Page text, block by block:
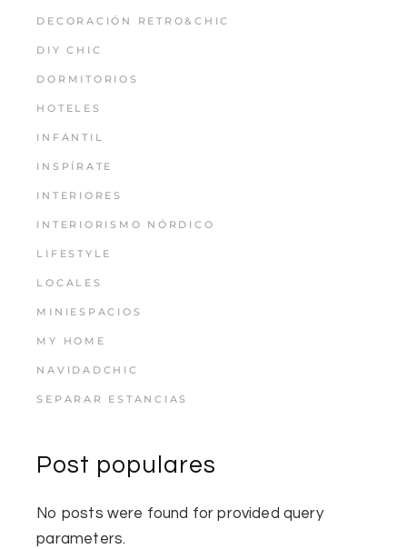
DECORACIÓN RETRO&CHIC
DIY CHIC
DORMITORIOS
HOTELES
INFANTIL
INSPÍRATE
INTERIORES
INTERIORISMO NÓRDICO
LIFESTYLE
LOCALES
MINIESPACIOS
MY HOME
NAVIDADCHIC
SEPARAR ESTANCIAS
Post populares
No posts were found for provided query
parameters.